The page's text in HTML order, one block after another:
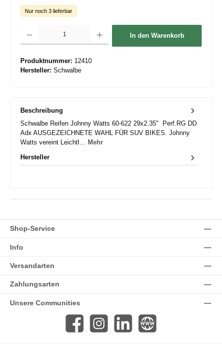
Nur noch 3 lieferbar
In den Warenkorb
Produktnummer: 12410
Hersteller: Schwalbe
Beschreibung
Schwalbe Reifen Johnny Watts 60-622 29x2.35" Perf.RG DD
Adx AUSGEZEICHNETE WAHL FÜR SUV BIKES. Johnny
Watts vereint Leichtl… Mehr
Hersteller
Shop-Service
Info
Versandarten
Zahlungsarten
Unsere Communities
Facebook Instagram LinkedIn Website